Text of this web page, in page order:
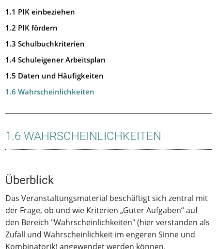
1.1 PIK einbeziehen
1.2 PIK fördern
1.3 Schulbuchkriterien
1.4 Schuleigener Arbeitsplan
1.5 Daten und Häufigkeiten
1.6 Wahrscheinlichkeiten
1.6 WAHRSCHEINLICHKEITEN
Überblick
Das Veranstaltungsmaterial beschäftigt sich zentral mit
der Frage, ob und wie Kriterien „Guter Aufgaben“ auf
den Bereich "Wahrscheinlichkeiten" (hier verstanden als
Zufall und Wahrscheinlichkeit im engeren Sinne und
Kombinatorik) angewendet werden können.